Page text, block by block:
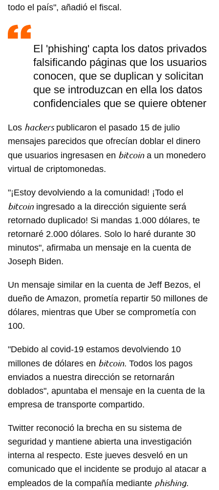
todo el país", añadió el fiscal.
El 'phishing' capta los datos privados
falsificando páginas que los usuarios
conocen, que se duplican y solicitan
que se introduzcan en ella los datos
confidenciales que se quiere obtener
Los hackerspublicaron el pasado 15 de julio
mensajes parecidos que ofrecían doblar el dinero
que usuarios ingresasen en bitcoin a un monedero
virtual de criptomonedas.
"¡Estoy devolviendo a la comunidad! ¡Todo el
bitcoin ingresado a la dirección siguiente será
retornado duplicado! Si mandas 1.000 dólares, te
retornaré 2.000 dólares. Solo lo haré durante 30
minutos", afirmaba un mensaje en la cuenta de
Joseph Biden.
Un mensaje similar en la cuenta de Jeff Bezos, el
dueño de Amazon, prometía repartir 50 millones de
dólares, mientras que Uber se comprometía con
100.
"Debido al covid-19 estamos devolviendo 10
millones de dólares en bitcoin. Todos los pagos
enviados a nuestra dirección se retornarán
doblados", apuntaba el mensaje en la cuenta de la
empresa de transporte compartido.
Twitter reconoció la brecha en su sistema de
seguridad y mantiene abierta una investigación
interna al respecto. Este jueves desveló en un
comunicado que el incidente se produjo al atacar a
empleados de la compañía mediante phishing.